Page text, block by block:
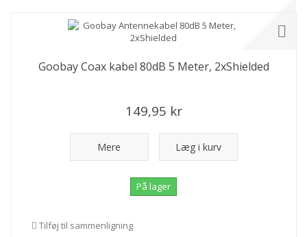
Goobay Coax kabel 80dB 5 Meter, 2xShielded
149,95 kr
Mere Læg i kurv
På lager
Tilføj til sammenligning